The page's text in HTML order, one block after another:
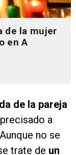
de la mujer
en A
de la pareja
a
no se
trate de un